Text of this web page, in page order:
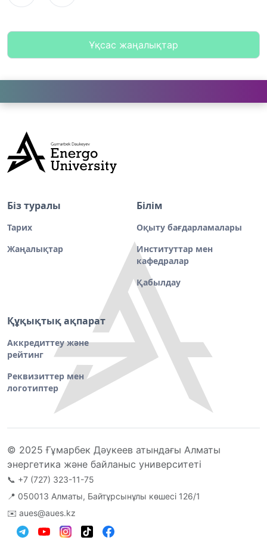
Ұқсас жаңалықтар
Біз туралы
Тарих
Жаңалықтар
Білім
Оқыту бағдарламалары
Институттар мен
кафедралар
Қабылдау
Құқықтық ақпарат
Аккредиттеу және
рейтинг
Реквизиттер мен
логотиптер
© 2025 Ғұмарбек Дәукеев атындағы Алматы
энергетика және байланыс университеті
📞 +7 (727) 323-11-75
📍 050013 Алматы, Байтұрсынұлы көшесі 126/1
✉️ aues@aues.kz